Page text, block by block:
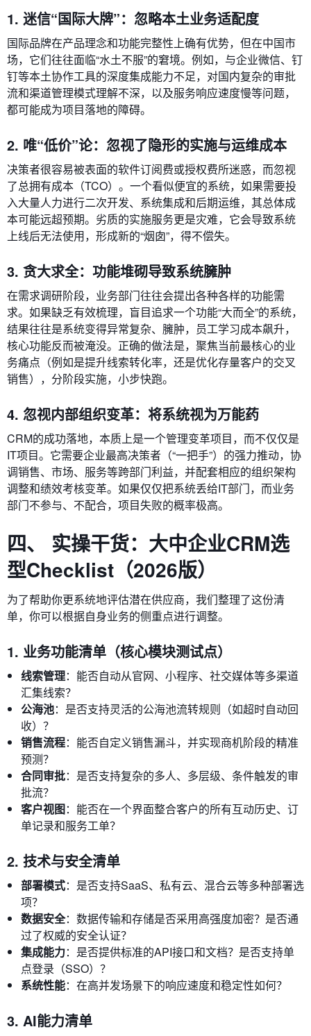
1. 迷信“国际大牌”：忽略本土业务适配度
国际品牌在产品理念和功能完整性上确有优势，但在中国市
场，它们往往面临“水土不服”的窘境。例如，与企业微信、钉
钉等本土协作工具的深度集成能力不足，对国内复杂的审批
流和渠道管理模式理解不深，以及服务响应速度慢等问题，
都可能成为项目落地的障碍。
2. 唯“低价”论：忽视了隐形的实施与运维成本
决策者很容易被表面的软件订阅费或授权费所迷惑，而忽视
了总拥有成本（TCO）。一个看似便宜的系统，如果需要投
入大量人力进行二次开发、系统集成和后期运维，其总体成
本可能远超预期。劣质的实施服务更是灾难，它会导致系统
上线后无法使用，形成新的“烟囱”，得不偿失。
3. 贪大求全：功能堆砌导致系统臃肿
在需求调研阶段，业务部门往往会提出各种各样的功能需
求。如果缺乏有效梳理，盲目追求一个功能“大而全”的系统，
结果往往是系统变得异常复杂、臃肿，员工学习成本飙升，
核心功能反而被淹没。正确的做法是，聚焦当前最核心的业
务痛点（例如是提升线索转化率，还是优化存量客户的交叉
销售），分阶段实施，小步快跑。
4. 忽视内部组织变革：将系统视为万能药
CRM的成功落地，本质上是一个管理变革项目，而不仅仅是
IT项目。它需要企业最高决策者（“一把手”）的强力推动，协
调销售、市场、服务等跨部门利益，并配套相应的组织架构
调整和绩效考核变革。如果仅仅把系统丢给IT部门，而业务
部门不参与、不配合，项目失败的概率极高。
四、 实操干货：大中企业CRM选
型Checklist（2026版）
为了帮助你更系统地评估潜在供应商，我们整理了这份清
单，你可以根据自身业务的侧重点进行调整。
1. 业务功能清单（核心模块测试点）
线索管理：能否自动从官网、小程序、社交媒体等多渠道
汇集线索？
公海池：是否支持灵活的公海池流转规则（如超时自动回
收）？
销售流程：能否自定义销售漏斗，并实现商机阶段的精准
预测？
合同审批：是否支持复杂的多人、多层级、条件触发的审
批流？
客户视图：能否在一个界面整合客户的所有互动历史、订
单记录和服务工单？
2. 技术与安全清单
部署模式：是否支持SaaS、私有云、混合云等多种部署选
项？
数据安全：数据传输和存储是否采用高强度加密？是否通
过了权威的安全认证？
集成能力：是否提供标准的API接口和文档？是否支持单
点登录（SSO）？
系统性能：在高并发场景下的响应速度和稳定性如何？
3. AI能力清单